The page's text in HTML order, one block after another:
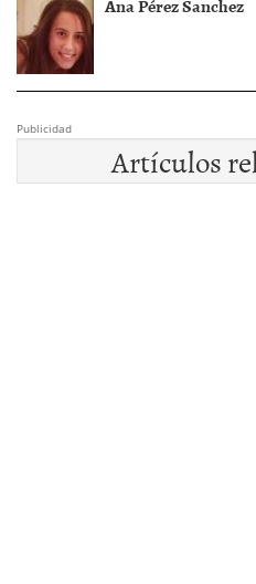
Ana Pérez Sanchez
Publicidad
Artículos